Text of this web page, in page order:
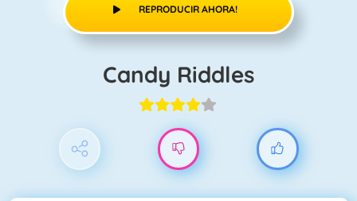
REPRODUCIR AHORA!
Candy Riddles